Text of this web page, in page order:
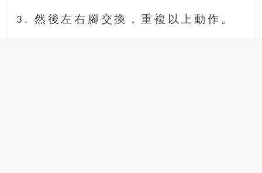
3. 然後左右腳交換，重複以上動作。